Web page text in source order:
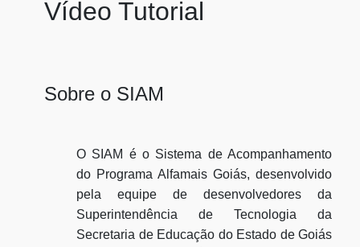
Vídeo Tutorial
Sobre o SIAM
O SIAM é o Sistema de Acompanhamento
do Programa Alfamais Goiás, desenvolvido
pela equipe de desenvolvedores da
Superintendência de Tecnologia da
Secretaria de Educação do Estado de Goiás